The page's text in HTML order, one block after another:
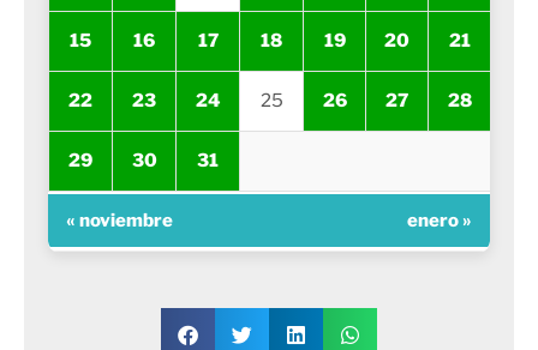
15 16 17 18 19 20 21
22 23 24 25 26 27 28
29 30 31
« noviembre enero »